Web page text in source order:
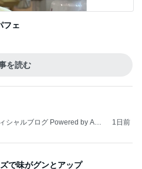
フェ
を読む
シャルブログ Powered by Ame
1日前
で味がグンとアップ